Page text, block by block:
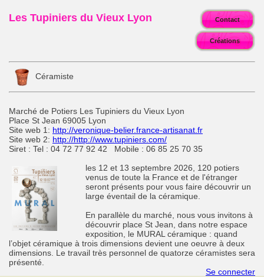
Les Tupiniers du Vieux Lyon Contact
Créations
Céramiste
Marché de Potiers Les Tupiniers du Vieux Lyon
Place St Jean 69005 Lyon
Site web 1: http://veronique-belier.france-artisanat.fr
Site web 2: http://http://www.tupiniers.com/
Siret : Tel : 04 72 77 92 42 Mobile : 06 85 25 70 35
les 12 et 13 septembre 2026, 120 potiers
venus de toute la France et de l'étranger
seront présents pour vous faire découvrir un
large éventail de la céramique.
En parallèle du marché, nous vous invitons à
découvrir place St Jean, dans notre espace
exposition, le MURAL céramique : quand
l’objet céramique à trois dimensions devient une oeuvre à deux
dimensions. Le travail très personnel de quatorze céramistes sera
présenté.
Se connecter